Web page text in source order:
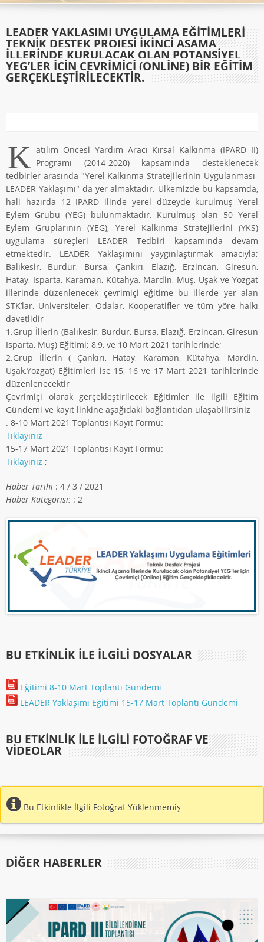
LEADER YAKLAŞIMI UYGULAMA EĞITIMLERI
TEKNIK DESTEK PROJESI İKINCI AŞAMA
İLLERINDE KURULACAK OLAN POTANSIYEL
YEG’LER IÇIN ÇEVRIMIÇI (ONLINE) BIR EĞITIM
GERÇEKLEŞTIRILECEKTIR.
K atılım Öncesi Yardım Aracı Kırsal Kalkınma (IPARD II)
Programı (2014-2020) kapsamında desteklenecek
tedbirler arasında "Yerel Kalkınma Stratejilerinin Uygulanması-
LEADER Yaklaşımı" da yer almaktadır. Ülkemizde bu kapsamda,
hali hazırda 12 IPARD ilinde yerel düzeyde kurulmuş Yerel
Eylem Grubu (YEG) bulunmaktadır. Kurulmuş olan 50 Yerel
Eylem Gruplarının (YEG), Yerel Kalkınma Stratejilerini (YKS)
uygulama süreçleri LEADER Tedbiri kapsamında devam
etmektedir. LEADER Yaklaşımını yaygınlaştırmak amacıyla;
Balıkesir, Burdur, Bursa, Çankırı, Elazığ, Erzincan, Giresun,
Hatay, Isparta, Karaman, Kütahya, Mardin, Muş, Uşak ve Yozgat
illerinde düzenlenecek çevrimiçi eğitime bu illerde yer alan
STK’lar, Üniversiteler, Odalar, Kooperatifler ve tüm yöre halkı
davetlidir
1.Grup İllerin (Balıkesir, Burdur, Bursa, Elazığ, Erzincan, Giresun
Isparta, Muş) Eğitimi; 8,9, ve 10 Mart 2021 tarihlerinde;
2.Grup İllerin ( Çankırı, Hatay, Karaman, Kütahya, Mardin,
Uşak,Yozgat) Eğitimleri ise 15, 16 ve 17 Mart 2021 tarihlerinde
düzenlenecektir
Çevrimiçi olarak gerçekleştirilecek Eğitimler ile ilgili Eğitim
Gündemi ve kayıt linkine aşağıdaki bağlantıdan ulaşabilirsiniz
. 8-10 Mart 2021 Toplantısı Kayıt Formu:
Tıklayınız
15-17 Mart 2021 Toplantısı Kayıt Formu:
Tıklayınız ;
Haber Tarihi : 4 / 3 / 2021
Haber Kategorisi: : 2
BU ETKINLIK ILE İLGILI DOSYALAR
Eğitimi 8-10 Mart Toplantı Gündemi
LEADER Yaklaşımı Eğitimi 15-17 Mart Toplantı Gündemi
BU ETKINLIK ILE İLGILI FOTOĞRAF VE
VIDEOLAR
Bu Etkinlikle İlgili Fotoğraf Yüklenmemiş
DIĞER HABERLER